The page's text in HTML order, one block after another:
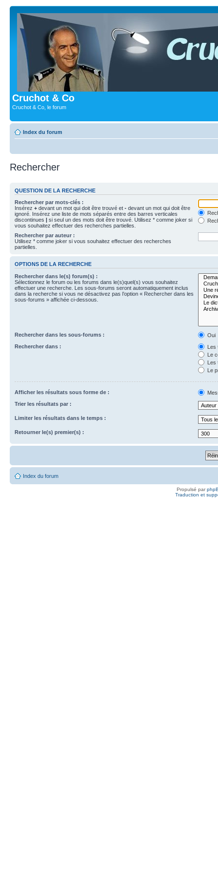
Cruchot & Co
Cruchot & Co, le forum
Index du forum
Rechercher
QUESTION DE LA RECHERCHE
Rechercher par mots-clés :
Insérez + devant un mot qui doit être trouvé et - devant un mot qui doit être
ignoré. Insérez une liste de mots séparés entre des barres verticales
discontinues | si seul un des mots doit être trouvé. Utilisez * comme joker si
vous souhaitez effectuer des recherches partielles.
Rechercher par auteur :
Utilisez * comme joker si vous souhaitez effectuer des recherches
partielles.
OPTIONS DE LA RECHERCHE
Rechercher dans le(s) forum(s) :
Sélectionnez le forum ou les forums dans le(s)quel(s) vous souhaitez
effectuer une recherche. Les sous-forums seront automatiquement inclus
dans la recherche si vous ne désactivez pas l’option « Rechercher dans les
sous-forums » affichée ci-dessous.
Rechercher dans les sous-forums :
Oui
Rechercher dans :
Les
Le
Les
Le
Afficher les résultats sous forme de :
Trier les résultats par :
Limiter les résultats dans le temps :
Retourner le(s) premier(s) :
Index du forum
Propulsé par
Traduction et